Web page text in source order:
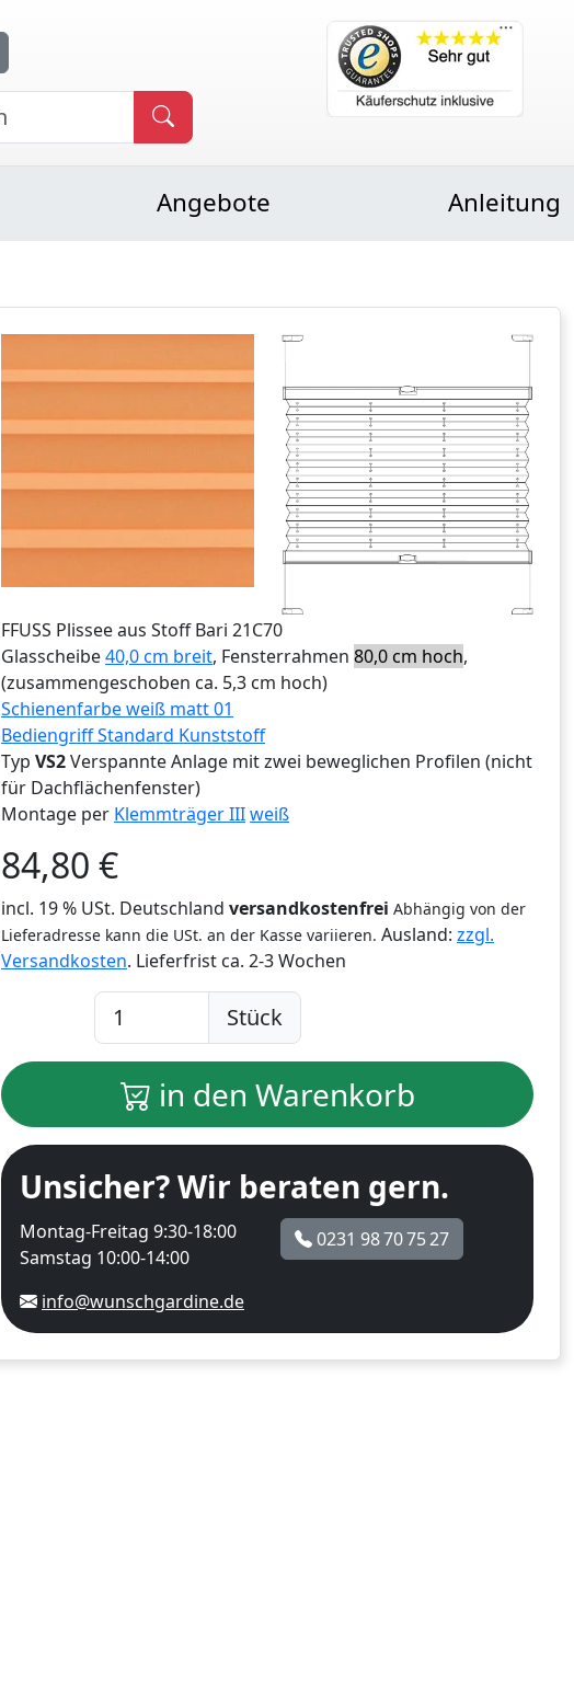
Angebote Anleitung
FFUSS Plissee aus Stoff Bari 21C70
Glasscheibe40,0 cm breit, Fensterrahmen 80,0 cm hoch,
(zusammengeschoben ca. 5,3 cm hoch)
Schienenfarbe weiß matt 01
Bediengriff Standard Kunststoff
Typ VS2Verspannte Anlage mit zwei beweglichen Profilen (nicht
für Dachflächenfenster)
Montage per Klemmträger IIIweiß
84,80 €
incl. 19 % USt. Deutschland versandkostenfrei Abhängig von der
Lieferadresse kann die USt. an der Kasse variieren. Ausland: zzgl.
Versandkosten. Lieferfrist ca. 2-3 Wochen
Stück
in den Warenkorb
Unsicher? Wir beraten gern.
Montag-Freitag 9:30-18:00
Samstag 10:00-14:00
0231 98 70 75 27
info@wunschgardine.de